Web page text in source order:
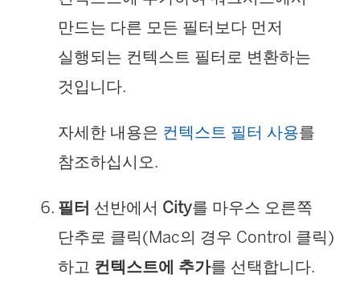
만드는 다른 모든 필터보다 먼저
실행되는 컨텍스트 필터로 변환하는
것입니다.
자세한 내용은 컨텍스트 필터 사용를
참조하십시오.
필터 선반에서 City를 마우스 오른쪽
단추로 클릭(Mac의 경우 Control 클릭)
하고 컨텍스트에 추가를 선택합니다.